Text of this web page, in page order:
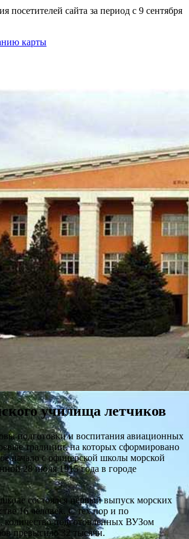
посетителей сайта за период с 9 сентября
училища летчиков
подготовки и воспитания авиационных
традиции, на которых сформировано
начало с офицерской школы морской
28 июля 1915 года в городе
состоялся первый выпуск морских
16 человек. С тех пор и по
количество подготовленных ВУЗом
превысило 32 тысячи.